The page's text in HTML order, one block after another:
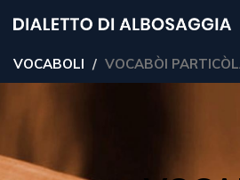
contenuto
principale
VOCABOLI VOCABÒI